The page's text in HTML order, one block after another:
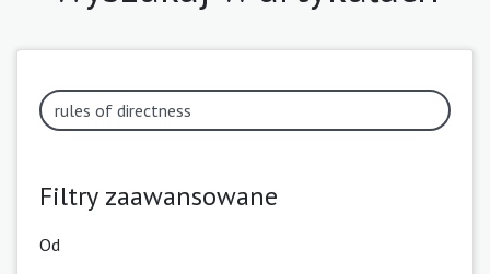
Filtry zaawansowane
Od